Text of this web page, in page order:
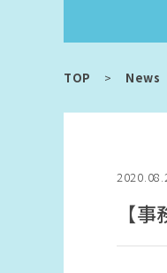
TOP > News
【